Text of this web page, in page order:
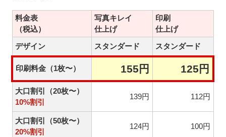
料金表
（税込）
写真キレイ
仕上げ
印刷
仕上げ
デザイン
スタンダード スタンダード
印刷料金（1枚〜） 155円 125円
大口割引（20枚〜）
10%割引
139円 112円
大口割引（50枚〜）
20%割引
124円 100円